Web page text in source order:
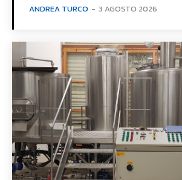
ANDREA TURCO - 3 AGOSTO 2026